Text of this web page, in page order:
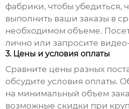
фабрики, чтобы убедиться,
выполнить ваши заказы в
необходимом объеме.
лично или запросите
3. Цены и условия оплаты
Сравните цены разных
обсудите условия оплаты.
на минимальный объем
возможные скидки при